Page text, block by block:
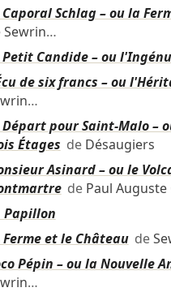
Caporal Schlag – ou la
Sewrin…
Petit Candide – ou l'Ingénu
de six francs – ou
…
Départ pour Saint-Malo –
Étages de Désaugiers
Asinard – ou le
de Paul
Papillon
Ferme et le Châteaude
Pépin – ou la Nouvelle
…